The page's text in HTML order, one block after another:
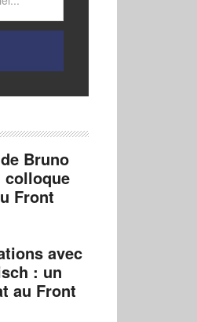
Bruno
colloque
Front
avec
: un
au Front